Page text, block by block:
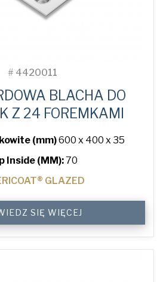
# 4420011
BLACHA DO
Z 24 FOREMKAMI
(mm)600 x 400 x 35
Inside (MM):70
GLAZED
SIĘ WIĘCEJ